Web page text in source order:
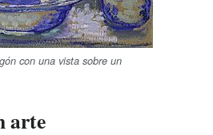
con una vista sobre un
arte